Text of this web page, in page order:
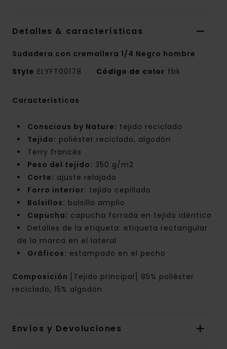
Detalles & características
Sudadera con cremallera 1/4 Negro hombre
Style ELYFT00178 Código de color fbk
Características
Conscious by Nature: tejido reciclado
Tejido: poliéster reciclado, algodón
Terry francés
Peso del tejido: 350 g/m2
Corte: ajuste relajado
Forro interior: tejido cepillado
Bolsillos: bolsillo amplio
Capucha: capucha forrada en tejido idéntico
Detalles de la etiqueta: etiqueta rectangular
de la marca en el lateral
Gráficos: estampado en el pecho
Composición
[Tejido principal] 85% poliéster
reciclado, 15% algodón
Envíos y Devoluciones